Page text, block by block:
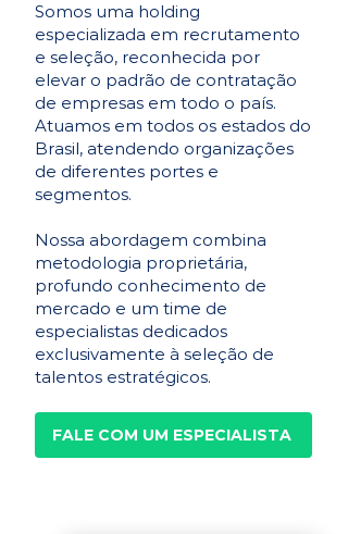
Somos uma holding
especializada em recrutamento
e seleção, reconhecida por
elevar o padrão de contratação
de empresas em todo o país.
Atuamos em todos os estados do
Brasil, atendendo organizações
de diferentes portes e
segmentos.
Nossa abordagem combina
metodologia proprietária,
profundo conhecimento de
mercado e um time de
especialistas dedicados
exclusivamente à seleção de
talentos estratégicos.
FALE COM UM ESPECIALISTA